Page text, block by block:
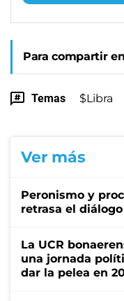
Para compartir
Temas $Libra
Ver más
Peronismo y
retrasa el
La UCR
una jornada
dar la pelea en